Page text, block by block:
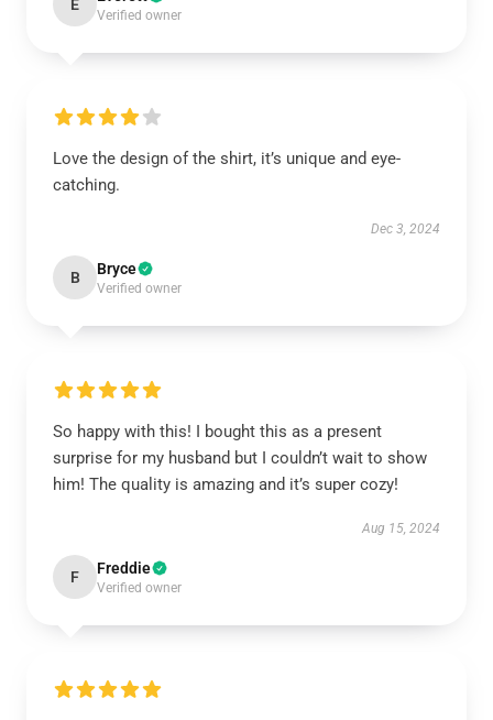
E
Verified owner
Love the design of the shirt, it’s unique and eye-
catching.
Dec 3, 2024
B Bryce
Verified owner
So happy with this! I bought this as a present
surprise for my husband but I couldn’t wait to show
him! The quality is amazing and it’s super cozy!
Aug 15, 2024
F Freddie
Verified owner